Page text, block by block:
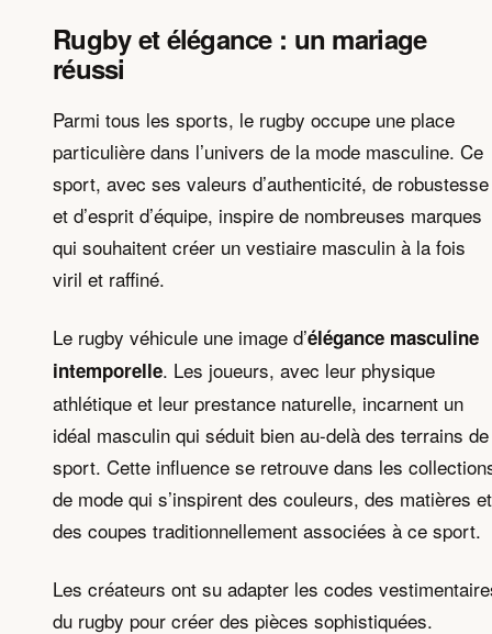
Rugby et élégance : un mariage
réussi
Parmi tous les sports, le rugby occupe une place
particulière dans l’univers de la mode masculine. Ce
sport, avec ses valeurs d’authenticité, de robustesse
et d’esprit d’équipe, inspire de nombreuses marques
qui souhaitent créer un vestiaire masculin à la fois
viril et raffiné.
Le rugby véhicule une image d’élégance masculine
intemporelle. Les joueurs, avec leur physique
athlétique et leur prestance naturelle, incarnent un
idéal masculin qui séduit bien au-delà des terrains de
sport. Cette influence se retrouve dans les
de mode qui s’inspirent des couleurs, des matières et
des coupes traditionnellement associées à ce sport.
Les créateurs ont su adapter les codes
du rugby pour créer des pièces sophistiquées.